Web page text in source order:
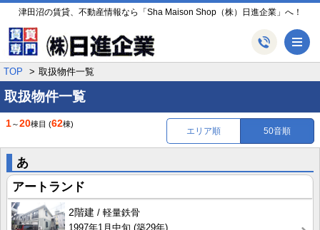
津田沼の賃貸、不動産情報なら「Sha Maison Shop（株）日進企業」へ！
TOP 取扱物件一覧
取扱物件一覧
1～20棟目 (62棟)
エリア順 50音順
あ
アートランド
2階建
軽量鉄骨
1997年1月中旬 (築29年)